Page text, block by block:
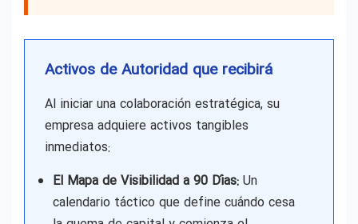
Activos de Autoridad que recibirá
Al iniciar una colaboración estratégica, su
empresa adquiere activos tangibles
inmediatos:
El Mapa de Visibilidad a 90 Días: Un
calendario táctico que define cuándo cesa